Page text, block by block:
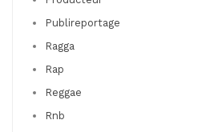
Publireportage
Ragga
Rap
Reggae
Rnb